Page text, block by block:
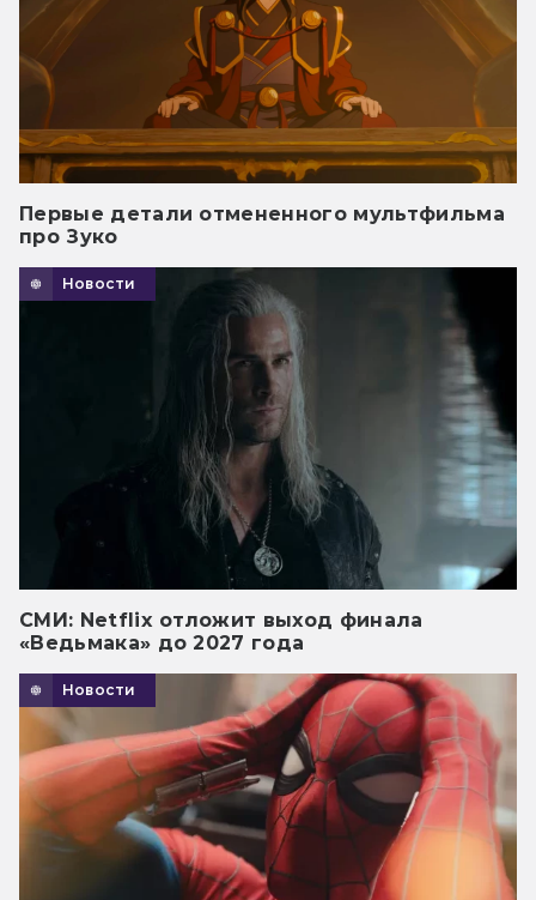
Первые детали отмененного мультфильма
про Зуко
Новости
СМИ: Netflix отложит выход финала
«Ведьмака» до 2027 года
Новости